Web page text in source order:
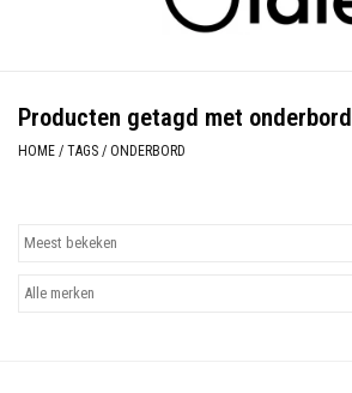
Albast waxinehouders van Zenza
Dierenlampen
Producten getagd met onderbord
HOME / TAGS / ONDERBORD